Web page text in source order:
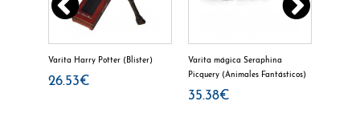
Varita Harry Potter (Blister)
26.53€
Varita mágica Seraphina
Picquery (Animales Fantásticos)
35.38€